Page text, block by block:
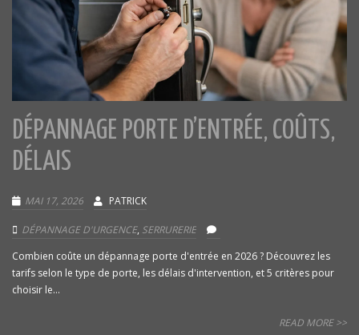
DÉPANNAGE PORTE D’ENTRÉE, COÛTS,
DÉLAIS
MAI 17, 2026 PATRICK
DÉPANNAGE D'URGENCE, SERRURERIE
Combien coûte un dépannage porte d'entrée en 2026 ? Découvrez les
tarifs selon le type de porte, les délais d'intervention, et 5 critères pour
choisir le...
READ MORE >>